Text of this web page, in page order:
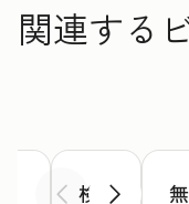
関連する
検